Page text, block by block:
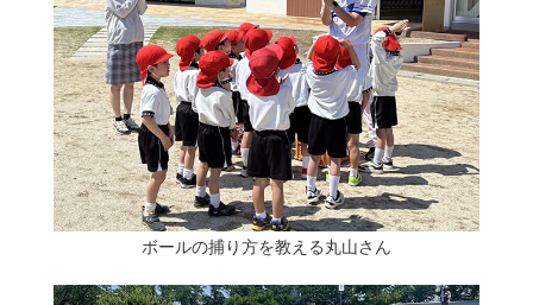
ボールの捕り方を教える丸山さん